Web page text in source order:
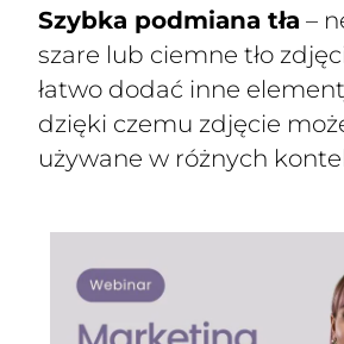
Szybka podmiana tła –
szare lub ciemne tło
łatwo dodać inne
dzięki czemu zdjęcie
używane w różnych